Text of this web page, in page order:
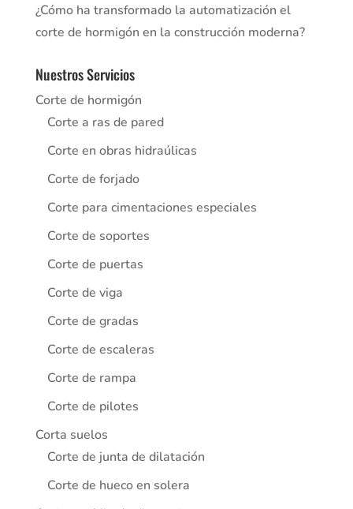
¿Cómo ha transformado la automatización el
corte de hormigón en la construcción moderna?
Nuestros Servicios
Corte de hormigón
Corte a ras de pared
Corte en obras hidraúlicas
Corte de forjado
Corte para cimentaciones especiales
Corte de soportes
Corte de puertas
Corte de viga
Corte de gradas
Corte de escaleras
Corte de rampa
Corte de pilotes
Corta suelos
Corte de junta de dilatación
Corte de hueco en solera